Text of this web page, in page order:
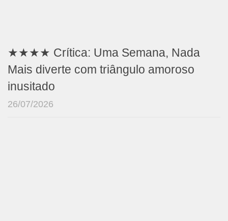
★★★★ Crítica: Uma Semana, Nada
Mais diverte com triângulo amoroso
inusitado
26/07/2026